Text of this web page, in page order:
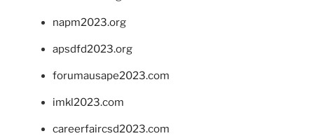
napm2023.org
apsdfd2023.org
forumausape2023.com
imkl2023.com
careerfaircsd2023.com